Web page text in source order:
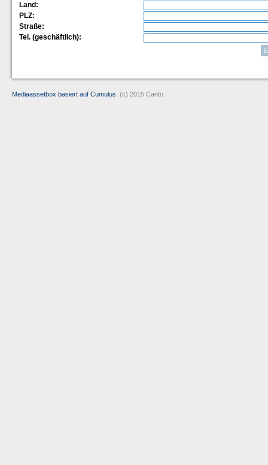
Land:
PLZ:
Straße:
Tel. (geschäftlich):
Mediaassetbox basiert auf Cumulus. (c) 2015 Canto.